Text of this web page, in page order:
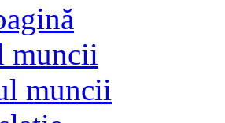
muncii
muncii